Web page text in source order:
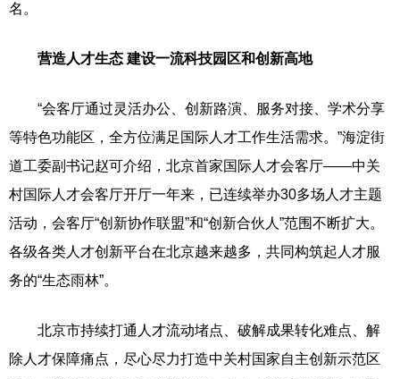
名。
营造人才生态 建设一流科技园区和创新高地
“会客厅通过灵活办公、创新路演、服务对接、学术分享
等特色功能区，全方位满足国际人才工作生活需求。”海淀街
道工委副书记赵可介绍，北京首家国际人才会客厅——中关
村国际人才会客厅开厅一年来，已连续举办30多场人才主题
活动，会客厅“创新协作联盟”和“创新合伙人”范围不断扩大。
各级各类人才创新平台在北京越来越多，共同构筑起人才服
务的“生态雨林”。
北京市持续打通人才流动堵点、破解成果转化难点、解
除人才保障痛点，尽心尽力打造中关村国家自主创新示范区